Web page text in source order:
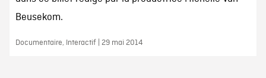
Beusekom.
Documentaire, Interactif | 29 mai 2014